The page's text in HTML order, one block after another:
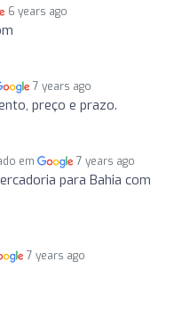
6 years ago
7 years ago
preço e prazo.
em 7 years ago
para Bahia com
7 years ago